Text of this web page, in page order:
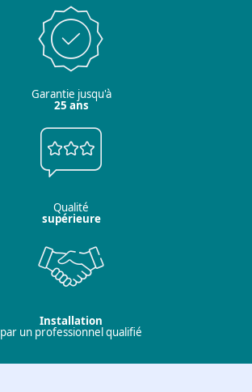
Garantie jusqu'à
25 ans
Qualité
supérieure
Installation
par un professionnel qualifié